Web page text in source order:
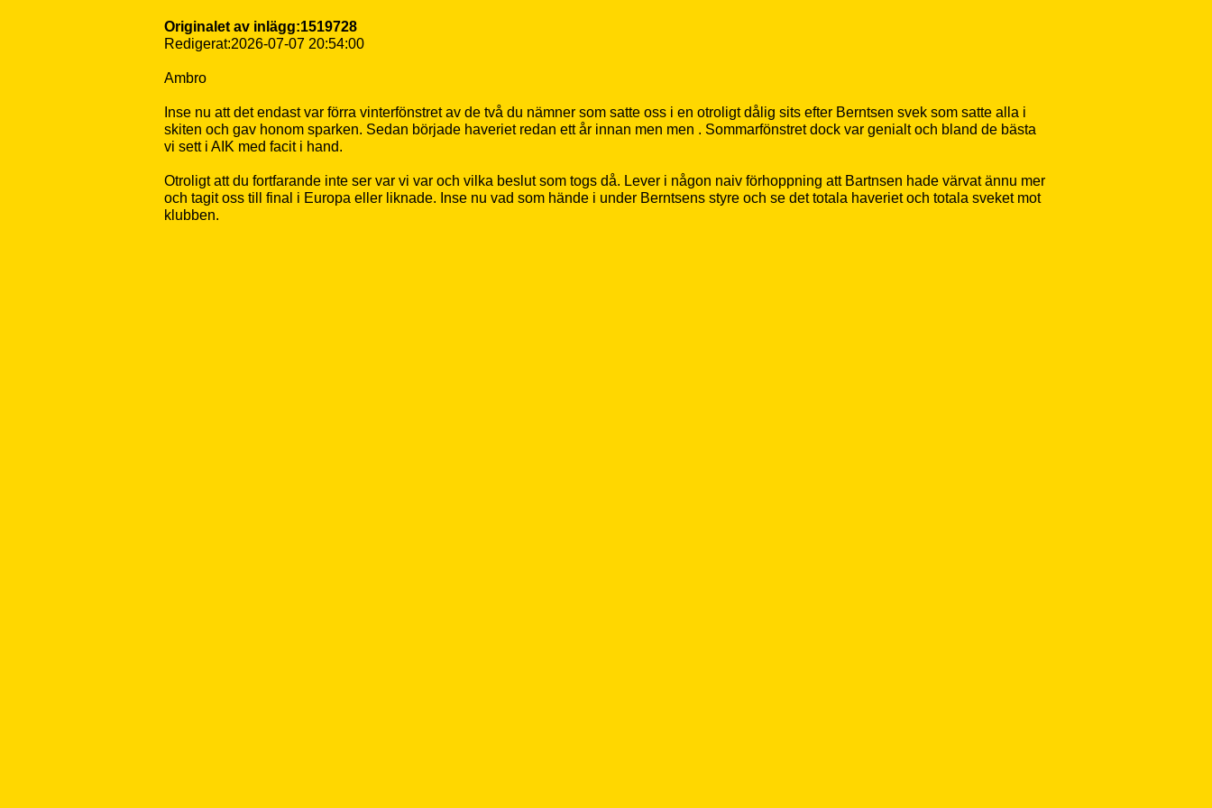
Originalet av inlägg:1519728
Redigerat:2026-07-07 20:54:00
Ambro
Inse nu att det endast var förra vinterfönstret av de två du nämner som satte oss i en otroligt dålig sits efter Berntsen svek som satte alla i
skiten och gav honom sparken. Sedan började haveriet redan ett år innan men men . Sommarfönstret dock var genialt och bland de bästa
vi sett i AIK med facit i hand.
Otroligt att du fortfarande inte ser var vi var och vilka beslut som togs då. Lever i någon naiv förhoppning att Bartnsen hade värvat ännu mer
och tagit oss till final i Europa eller liknade. Inse nu vad som hände i under Berntsens styre och se det totala haveriet och totala sveket mot
klubben.